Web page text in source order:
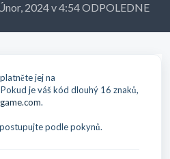
2024 v 4:54 ODPOLEDNE
jej na
je váš kód dlouhý 16 znaků,
.
podle pokynů.